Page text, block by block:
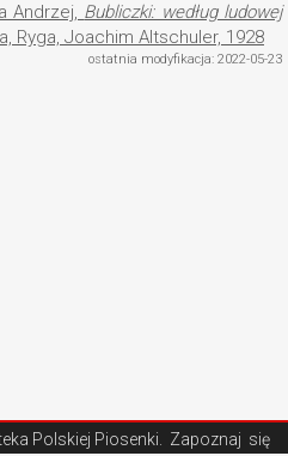
Andrzej, Bubliczki: według ludowej
Ryga, Joachim Altschuler, 1928
ostatnia modyfikacja: 2022-05-23
Polskiej Piosenki . Zapoznaj się